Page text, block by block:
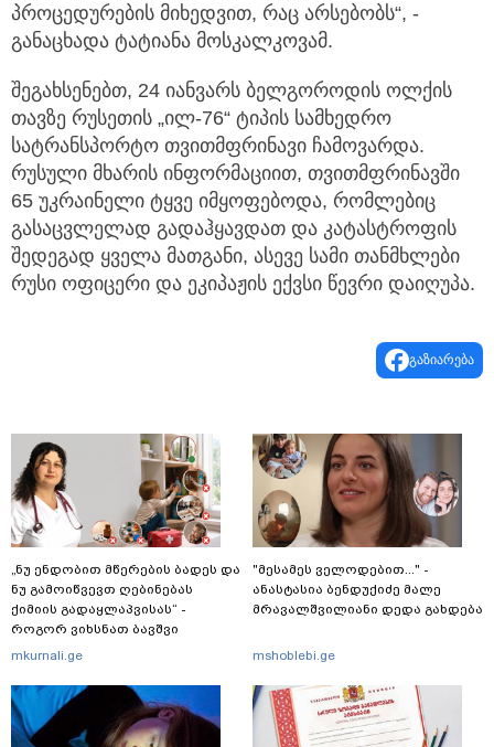
პროცედურების მიხედვით, რაც არსებობს“, -
განაცხადა ტატიანა მოსკალკოვამ.
შეგახსენებთ, 24 იანვარს ბელგოროდის ოლქის
თავზე რუსეთის „ილ-76“ ტიპის სამხედრო
სატრანსპორტო თვითმფრინავი ჩამოვარდა.
რუსული მხარის ინფორმაციით, თვითმფრინავში
65 უკრაინელი ტყვე იმყოფებოდა, რომლებიც
გასაცვლელად გადაჰყავდათ და კატასტროფის
შედეგად ყველა მათგანი, ასევე სამი თანმხლები
რუსი ოფიცერი და ეკიპაჟის ექვსი წევრი დაიღუპა.
გაზიარება
„ნუ ენდობით მწერების ბადეს და
ნუ გამოიწვევთ ღებინებას
ქიმიის გადაყლაპვისას“ -
როგორ ვიხსნათ ბავშვი
კრიტიკულ სიტუაციაში, პედიატრ
mkurnali.ge
"მესამეს ველოდებით..." -
ანასტასია ბენდუქიძე მალე
მრავალშვილიანი დედა გახდება
mshoblebi.ge